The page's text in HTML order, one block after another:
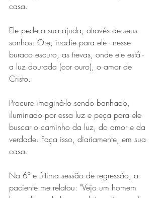
casa.
Ele pede a sua ajuda, através de seus
sonhos. Ore, irradie para ele - nesse
buraco escuro, as trevas, onde ele está -
a luz dourada (cor ouro), o amor de
Cristo.
Procure imaginá-lo sendo banhado,
iluminado por essa luz e peça para ele
buscar o caminho da luz, do amor e da
verdade. Faça isso, diariamente, em sua
casa.
Na 6ª e última sessão de regressão, a
paciente me relatou: "Vejo um homem